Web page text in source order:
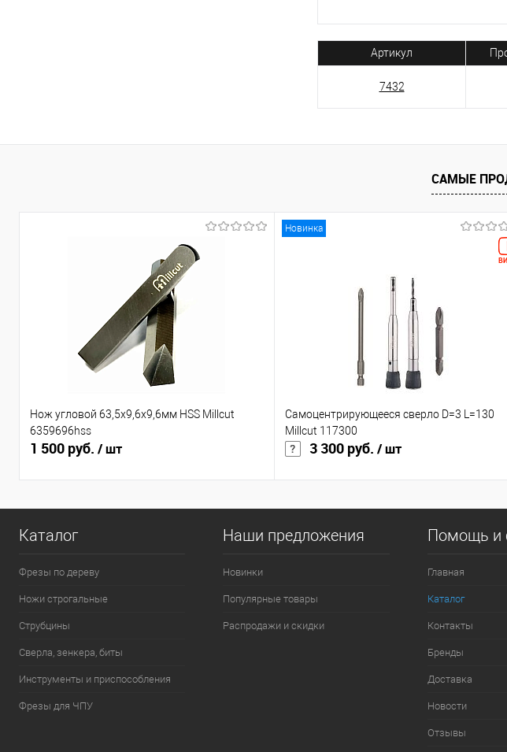
Артикул
7432
САМЫЕ
Нож угловой 63,5x9,6x9,6мм HSS Millcut
6359696hss
1 500 руб. / шт
Новинка
Самоцентрирующееся сверло D=3 L=130
Millcut 117300
3 300 руб. / шт
Каталог
Фрезы по дереву
Ножи строгальные
Струбцины
Сверла, зенкера, биты
Инструменты и приспособления
Фрезы для ЧПУ
Наши предложения
Новинки
Популярные товары
Распродажи и скидки
Помощь и
Главная
Каталог
Контакты
Бренды
Доставка
Новости
Отзывы